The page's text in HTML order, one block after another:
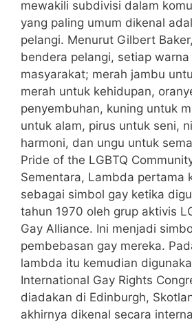
mewakili subdivisi dalam
yang paling umum dikenal
pelangi. Menurut Gilbert
bendera pelangi, setiap
masyarakat; merah jambu
merah untuk kehidupan,
penyembuhan, kuning untuk
untuk alam, pirus untuk seni,
harmoni, dan ungu untuk
Pride of the LGBTQ
Sementara, Lambda pertama
sebagai simbol gay ketika
tahun 1970 oleh grup aktivis
Gay Alliance. Ini menjadi
pembebasan gay mereka.
lambda itu kemudian
International Gay Rights
diadakan di Edinburgh,
akhirnya dikenal secara